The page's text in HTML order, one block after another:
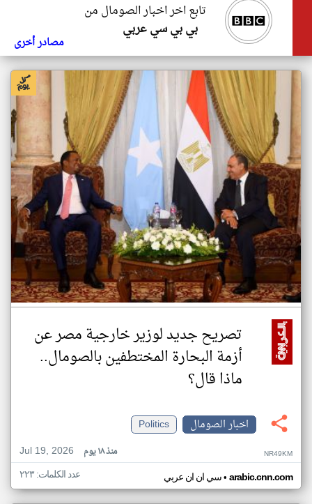
تابع اخر اخبار الصومال من
بي بي سي عربي
مصادر أخرى
تصريح جديد لوزير خارجية مصر عن
أزمة البحارة المختطفين بالصومال..
ماذا قال؟
اخبار الصومال
Politics
Jul 19, 2026
منذ ١٨ يوم NR49KM
سي ان ان عربي• arabic.cnn.com عدد الكلمات: ٢٢٣